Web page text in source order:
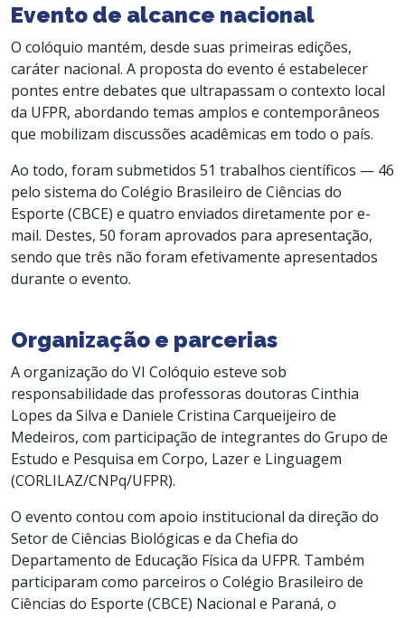
Evento de alcance nacional
O colóquio mantém, desde suas primeiras edições,
caráter nacional. A proposta do evento é estabelecer
pontes entre debates que ultrapassam o contexto local
da UFPR, abordando temas amplos e contemporâneos
que mobilizam discussões acadêmicas em todo o país.
Ao todo, foram submetidos 51 trabalhos científicos — 46
pelo sistema do Colégio Brasileiro de Ciências do
Esporte (CBCE) e quatro enviados diretamente por e-
mail. Destes, 50 foram aprovados para apresentação,
sendo que três não foram efetivamente apresentados
durante o evento.
Organização e parcerias
A organização do VI Colóquio esteve sob
responsabilidade das professoras doutoras Cinthia
Lopes da Silva e Daniele Cristina Carqueijeiro de
Medeiros, com participação de integrantes do Grupo de
Estudo e Pesquisa em Corpo, Lazer e Linguagem
(CORLILAZ/CNPq/UFPR).
O evento contou com apoio institucional da direção do
Setor de Ciências Biológicas e da Chefia do
Departamento de Educação Física da UFPR. Também
participaram como parceiros o Colégio Brasileiro de
Ciências do Esporte (CBCE) Nacional e Paraná, o